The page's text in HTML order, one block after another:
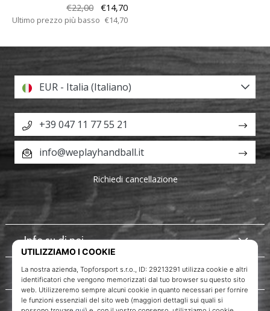
€22,00
€14,70
Ultimo prezzo più basso €14,70
Info su di noi
Servizio clienti
EUR - Italia (Italiano)
+39 047 11 77 55 21
info@weplayhandball.it
Richiedi cancellazione